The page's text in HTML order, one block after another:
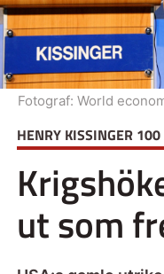
HENRY KISSINGER
ut som
Fotograf: World